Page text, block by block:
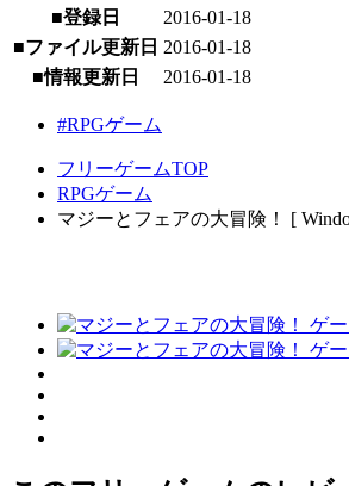
■登録日
2016-01-18
■ファイル更新日 2016-01-18
■情報更新日
2016-01-18
#RPGゲーム
フリーゲームTOP
RPGゲーム
マジーとフェアの大冒険！ [